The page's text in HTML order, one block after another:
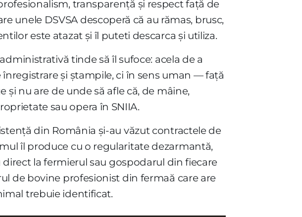
transparență și respect față de
unele DSVSA descoperă că au rămas, brusc,
este atazat și îl puteti descarca și utiliza.
tinde să îl sufoce: acela de a
și ștampile, ci în sens uman — față
nu are de unde să afle că, de mâine,
sau opera în SNIIA.
din România și-au văzut contractele de
îl produce cu o regularitate dezarmantă,
la fermierul sau gospodarul din fiecare
de bovine profesionist din fermaă care are
trebuie identificat.